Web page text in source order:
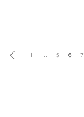
1 5 6 7